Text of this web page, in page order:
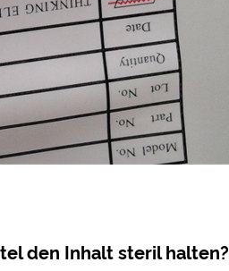
den Inhalt steril halten?